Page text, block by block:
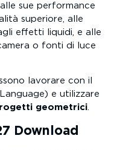
sue performance
superiore, alle
effetti liquidi, e alle
o fonti di luce
lavorare con il
e utilizzare
geometrici
Download